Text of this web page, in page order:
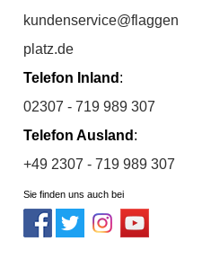
kundenservice@flaggen
platz.de
Telefon Inland :
02307 - 719 989 307
Telefon Ausland :
+49 2307 - 719 989 307
Sie finden uns auch bei